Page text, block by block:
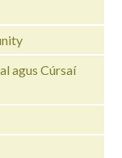
agus Cúrsaí